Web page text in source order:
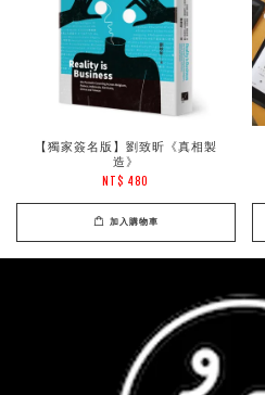
【獨家簽名版】劉致昕《真相製
造》
NT$ 480
加入購物車